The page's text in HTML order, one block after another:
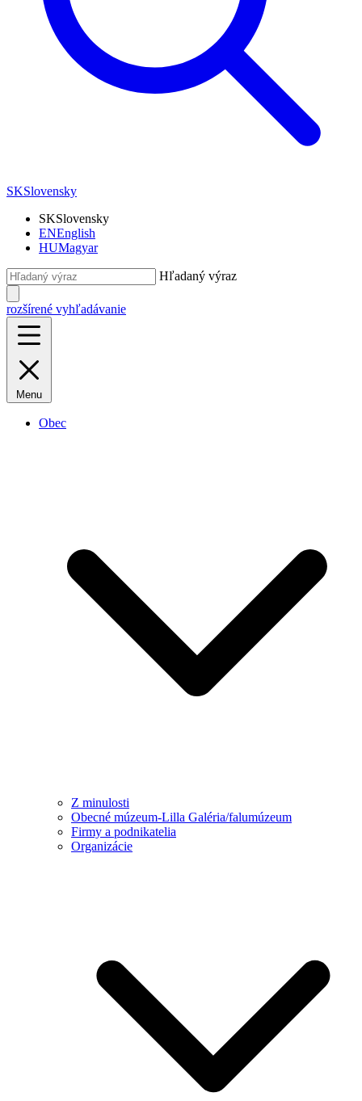
SKSlovensky
SKSlovensky
ENEnglish
HUMagyar
Hľadaný výraz
rozšírené vyhľadávanie
Menu
Obec
Z minulosti
Obecné múzeum-Lilla Galéria/falumúzeum
Firmy a podnikatelia
Organizácie